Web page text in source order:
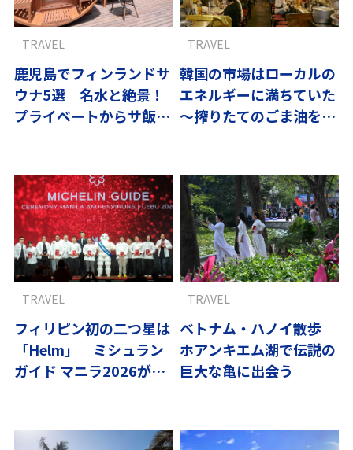
鹿児島でフィンランドサ
ウナ5選 名水と絶景！
プライベートからサ飯、
TRAVEL
韓国の市場はローカルの
エネルギーに満ちていた
～搾りたてのごま油を求
TRAVEL
フィリピン初の二つ星は
「Helm」 ミシュラン
ガイド マニラ2026が示
TRAVEL
ベトナム・ハノイ散歩
ホアンキエム湖で伝説の
巨大な亀に出会う
TRAVEL